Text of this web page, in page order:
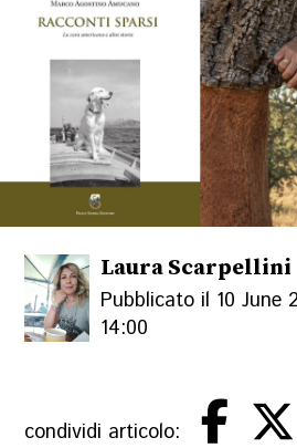
Laura Scarpellini
Pubblicato il 10 June
14:00
condividi articolo: